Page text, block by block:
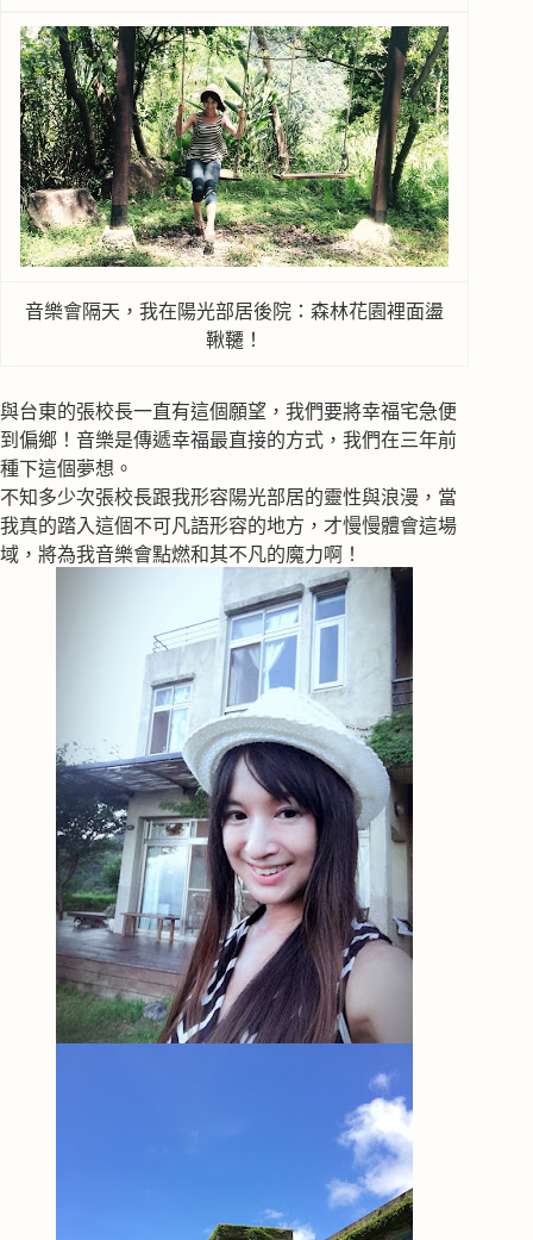
音樂會隔天，我在陽光部居後院：森林花園裡面盪
鞦韆！
與台東的張校長一直有這個願望，我們要將幸福宅急便
到偏鄉！音樂是傳遞幸福最直接的方式，我們在三年前
種下這個夢想。
不知多少次張校長跟我形容陽光部居的靈性與浪漫，當
我真的踏入這個不可凡語形容的地方，才慢慢體會這場
域，將為我音樂會點燃和其不凡的魔力啊！